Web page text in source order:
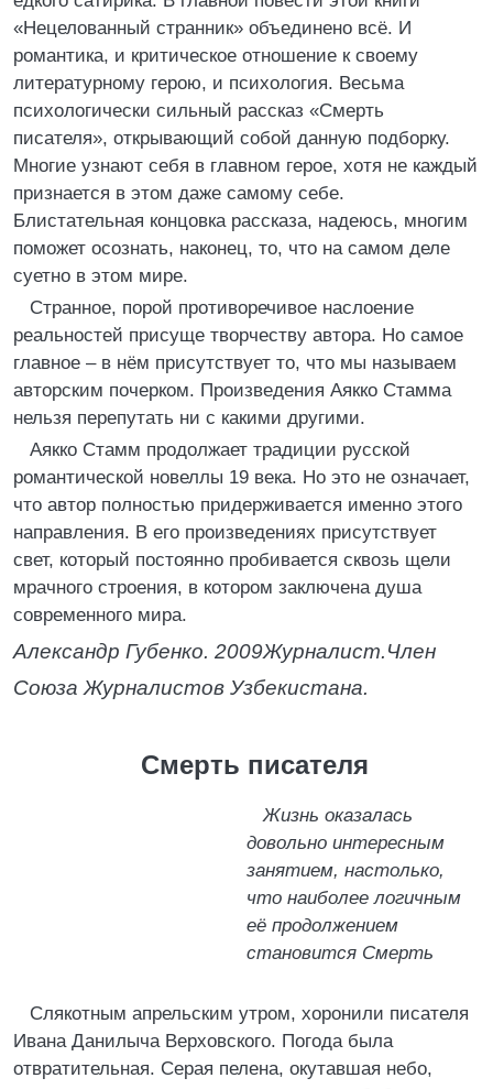
«Нецелованный странник» объединено всё. И
романтика, и критическое отношение к своему
литературному герою, и психология. Весьма
психологически сильный рассказ «Смерть
писателя», открывающий собой данную подборку.
Многие узнают себя в главном герое, хотя не каждый
признается в этом даже самому себе.
Блистательная концовка рассказа, надеюсь, многим
поможет осознать, наконец, то, что на самом деле
суетно в этом мире.
Странное, порой противоречивое наслоение
реальностей присуще творчеству автора. Но самое
главное – в нём присутствует то, что мы называем
авторским почерком. Произведения Аякко Стамма
нельзя перепутать ни с какими другими.
Аякко Стамм продолжает традиции русской
романтической новеллы 19 века. Но это не означает,
что автор полностью придерживается именно этого
направления. В его произведениях присутствует
свет, который постоянно пробивается сквозь щели
мрачного строения, в котором заключена душа
современного мира.
Александр Губенко. 2009Журналист.Член
Союза Журналистов Узбекистана.
Смерть писателя
Жизнь оказалась
довольно интересным
занятием, настолько,
что наиболее логичным
её продолжением
становится Cмерть
Слякотным апрельским утром, хоронили писателя
Ивана Данилыча Верховского. Погода была
отвратительная. Серая пелена, окутавшая небо,